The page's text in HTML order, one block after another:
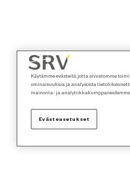
Käytämme evästeitä, jotta sivustomme
ominaisuuksia ja analysoida
mainonta- ja analytiikkakumppaneidemme
Evästeasetukset